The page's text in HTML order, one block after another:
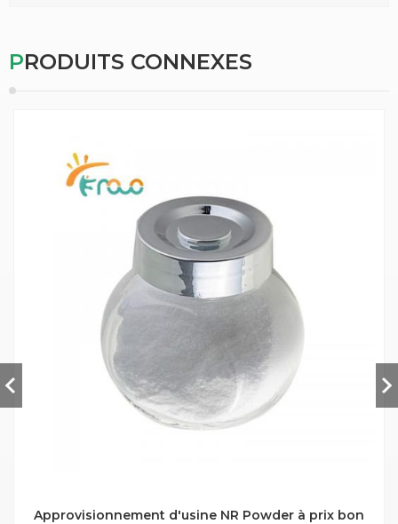
PRODUITS CONNEXES
Approvisionnement d'usine NR Powder à prix bon